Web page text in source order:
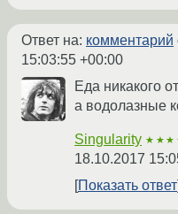
Ответ на: комментарий
15:03:55 +00:00
Еда никакого
а водолазные
Singularity
18.10.2017
Показать ответ